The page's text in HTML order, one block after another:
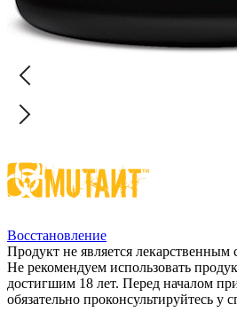
Восстановление
Продукт не является лекарственным
Не рекомендуем использовать
достигшим 18 лет. Перед началом
обязательно проконсультируйтесь у